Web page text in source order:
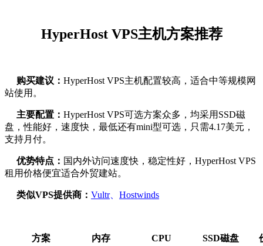
HyperHost VPS主机方案推荐
购买建议： HyperHost VPS主机配置较高，适合中等规模网
站使用。
主要配置： HyperHost VPS可选方案众多，均采用SSD磁
盘，性能好，速度快，最低还有mini型可选，只需4.17美元，
支持月付。
优势特点： 国内外访问速度快，稳定性好，HyperHost VPS
租用价格便宜适合外贸建站。
类似VPS提供商： Vultr、 Hostwinds
方案 内存 CPU SSD磁盘